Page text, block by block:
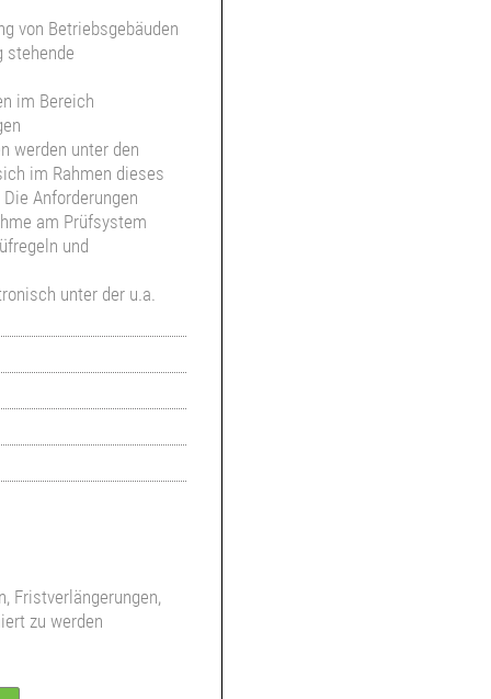
von Betriebsgebäuden
stehende
im Bereich
werden unter den
im Rahmen dieses
Anforderungen
am Prüfsystem
und
unter der u.a.
Fristverlängerungen,
zu werden